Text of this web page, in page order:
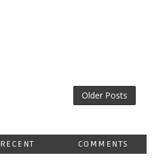
Older Posts
RECENT COMMENTS